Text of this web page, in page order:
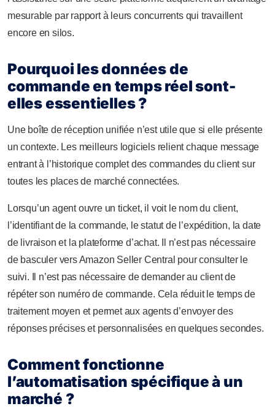
mesurable par rapport à leurs concurrents qui travaillent
encore en silos.
Pourquoi les données de
commande en temps réel sont-
elles essentielles ?
Une boîte de réception unifiée n’est utile que si elle présente
un contexte. Les meilleurs logiciels relient chaque message
entrant à l’historique complet des commandes du client sur
toutes les places de marché connectées.
Lorsqu’un agent ouvre un ticket, il voit le nom du client,
l’identifiant de la commande, le statut de l’expédition, la date
de livraison et la plateforme d’achat. Il n’est pas nécessaire
de basculer vers Amazon Seller Central pour consulter le
suivi. Il n’est pas nécessaire de demander au client de
répéter son numéro de commande. Cela réduit le temps de
traitement moyen et permet aux agents d’envoyer des
réponses précises et personnalisées en quelques secondes.
Comment fonctionne
l’automatisation spécifique à un
marché ?